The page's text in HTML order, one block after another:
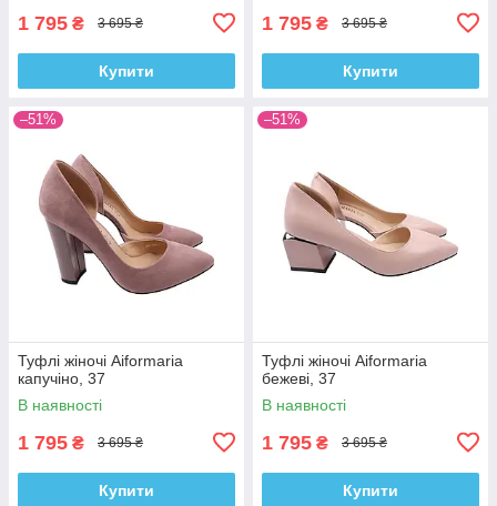
1 795 ₴ 3 695 ₴
Купити
1 795 ₴ 3 695 ₴
Купити
–51%
Туфлі жіночі Aiformaria
капучіно, 37
В наявності
1 795 ₴ 3 695 ₴
Купити
–51%
Туфлі жіночі Aiformaria
бежеві, 37
В наявності
1 795 ₴ 3 695 ₴
Купити